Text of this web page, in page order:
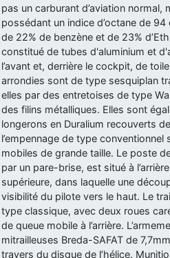
d9pouces: C'est plutôt après le
scientifique, tu as donc encore un
yaellerigolow
: bonjour a tous je
passionnée par l'aviation militaire ,
le lycée pour s'orienter et pouvoir
d9pouces: lesquels, par exemple ?
mahmoud: bonsoir, très instructif ce
les photo des anciens appareils de
d9pouces : Ça me casse quand
jericho: Pour moi tout est à
d9pouces
: En espérant n’avoir
au passage !
d9pouces: j'ai trouvé un palliatif un
un peu mieux
pas un carburant d’aviation normal,
possédant un indice d’octane de
de 22% de benzène et de 23%
constitué de tubes d'aluminium et
l’avant et, derrière le cockpit, de
arrondies sont de type sesquiplan
elles par des entretoises de type
des filins métalliques. Elles sont
longerons en Duralium recouverts
l’empennage de type
mobiles de grande taille. Le poste
par un pare-brise, est situé à
supérieure, dans laquelle une
visibilité du pilote vers le haut. Le
type classique, avec deux roues
de queue mobile à l’arrière.
mitrailleuses Breda-SAFAT de
travers du disque de l’hélice.